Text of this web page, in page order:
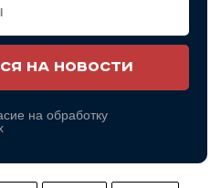
НА НОВОСТИ
на обработку